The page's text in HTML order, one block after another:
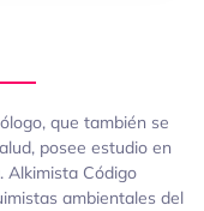
que también se
posee estudio en
Alkimista Código
ambientales del